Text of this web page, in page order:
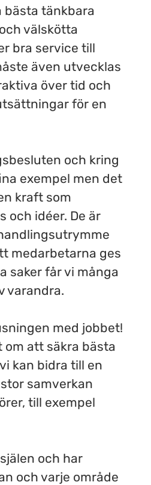
bästa tänkbara
välskötta
bra service till
även utvecklas
över tid och
för en
och kring
exempel men det
kraft som
och idéer. De är
medarbetarna ges
saker får vi många
varandra.
med jobbet!
om att säkra bästa
kan bidra till en
samverkan
till exempel
och har
och varje område